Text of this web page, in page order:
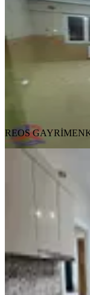
4+1
REOS
MANZARALI
2+0